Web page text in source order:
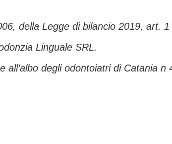
della Legge di bilancio 2019, art.
Linguale SRL.
degli odontoiatri di Catania n